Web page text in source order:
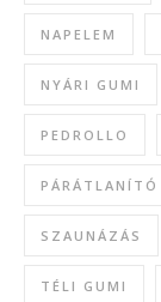
NAPELEM
NYÁRI GUMI
PEDROLLO
PÁRÁTLANÍTÓ
SZAUNÁZÁS
TÉLI GUMI